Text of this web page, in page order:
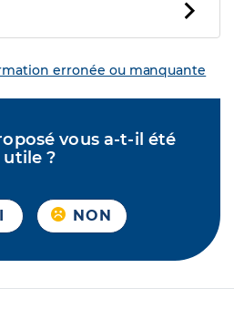
erronée ou manquante
vous a-t-il été
utile ?
NON